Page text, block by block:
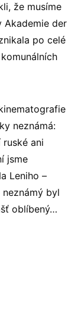
že musíme
Akademie der
po celé
neznámá:
ruské ani
jsme
Leniho –
byl
oblíbený…